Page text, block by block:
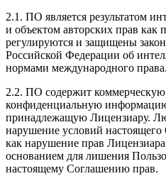
2.1. ПО является результатом
и объектом авторских прав
регулируются и защищены
Российской Федерации об
нормами международного права.
2.2. ПО содержит
конфиденциальную
принадлежащую Лицензиару.
нарушение условий настоящего
как нарушение прав
основанием для лишения
настоящему Соглашению прав.